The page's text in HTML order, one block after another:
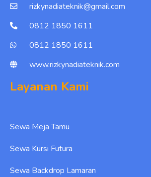
rizkynadiateknik@gmail.com
0812 1850 1611
0812 1850 1611
www.rizkynadiateknik.com
Layanan Kami
Sewa Meja Tamu
Sewa Kursi Futura
Sewa Backdrop Lamaran